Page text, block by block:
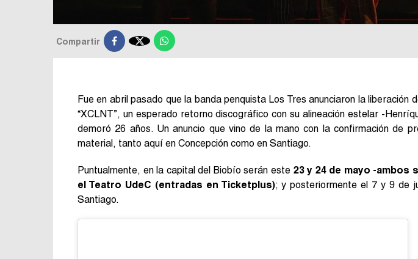
Compartir 
Fue en abril pasado que la banda penquista Los Tres anunciaron la liberación
“XCLNT”, un esperado retorno discográfico con su alineación estelar -
demoró 26 años. Un anuncio que vino de la mano con la confirmación de
material, tanto aquí en Concepción como en Santiago.
Puntualmente, en la capital del Biobío serán este 23 y 24 de mayo -ambos
el Teatro UdeC (entradas en Ticketplus); y posteriormente el 7 y 9 de
Santiago.